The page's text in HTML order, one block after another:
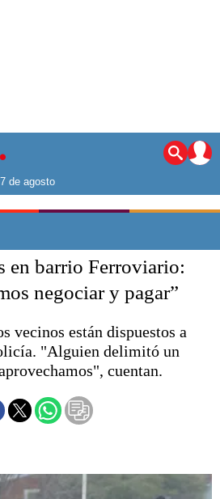
La ciudad
Punta Alta
El mundo
Opinión
Escenario Olímpico
Liga del Sur
Básquetbol
Federal A
Economía y finanzas
de agosto
en barrio Ferroviario:
negociar y pagar”
vecinos están dispuestos a
"Alguien delimitó un
cuentan.